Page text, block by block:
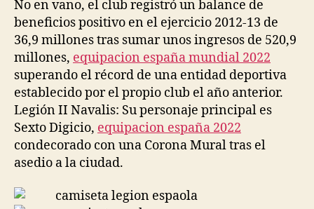
No en vano, el club registró un balance de
beneficios positivo en el ejercicio 2012-13 de
36,9 millones tras sumar unos ingresos de 520,9
millones, equipacion españa mundial 2022
superando el récord de una entidad deportiva
establecido por el propio club el año anterior.
Legión II Navalis: Su personaje principal es
Sexto Digicio, equipacion españa 2022
condecorado con una Corona Mural tras el
asedio a la ciudad.